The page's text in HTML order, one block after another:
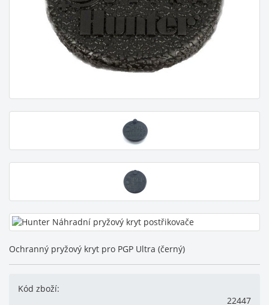
Ochranný pryžový kryt pro PGP Ultra (černý)
Kód zboží:
22447